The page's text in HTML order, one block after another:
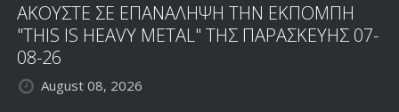
ΑΚΟΥΣΤΕ ΣΕ ΕΠΑΝΑΛΗΨΗ ΤΗΝ ΕΚΠΟΜΠΗ
"THIS IS HEAVY METAL" ΤΗΣ ΠΑΡΑΣΚΕΥΗΣ 07-
08-26
August 08, 2026